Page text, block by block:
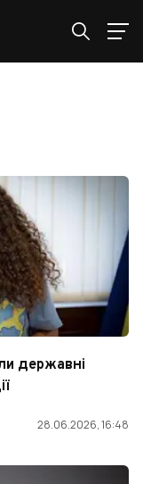
державні
28.06.2026, 16:48